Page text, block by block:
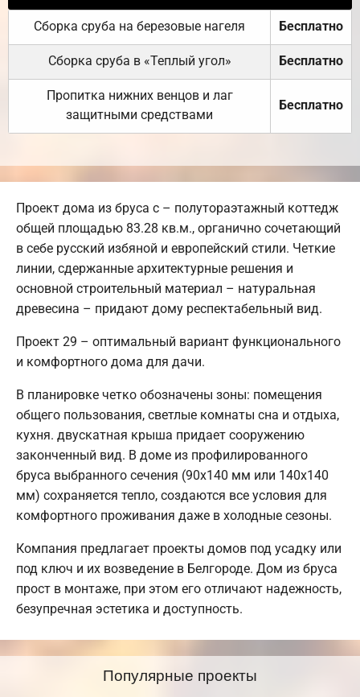
Сборка сруба на березовые нагеля Бесплатно
Сборка сруба в «Теплый угол» Бесплатно
Пропитка нижних венцов и лаг
защитными средствами
Бесплатно
Проект дома из бруса с – полутораэтажный коттедж
общей площадью 83.28 кв.м., органично сочетающий
в себе русский избяной и европейский стили. Четкие
линии, сдержанные архитектурные решения и
основной строительный материал – натуральная
древесина – придают дому респектабельный вид.
Проект 29 – оптимальный вариант функционального
и комфортного дома для дачи.
В планировке четко обозначены зоны: помещения
общего пользования, светлые комнаты сна и отдыха,
кухня. двускатная крыша придает сооружению
законченный вид. В доме из профилированного
бруса выбранного сечения (90х140 мм или 140х140
мм) сохраняется тепло, создаются все условия для
комфортного проживания даже в холодные сезоны.
Компания предлагает проекты домов под усадку или
под ключ и их возведение в Белгороде. Дом из бруса
прост в монтаже, при этом его отличают надежность,
безупречная эстетика и доступность.
Популярные проекты